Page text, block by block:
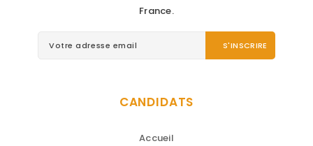
France.
CANDIDATS
Accueil